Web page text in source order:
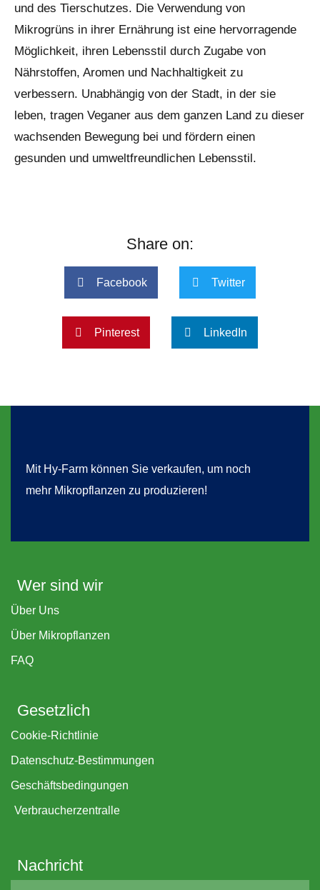
und des Tierschutzes. Die Verwendung von
Mikrogrüns in ihrer Ernährung ist eine hervorragende
Möglichkeit, ihren Lebensstil durch Zugabe von
Nährstoffen, Aromen und Nachhaltigkeit zu
verbessern. Unabhängig von der Stadt, in der sie
leben, tragen Veganer aus dem ganzen Land zu dieser
wachsenden Bewegung bei und fördern einen
gesunden und umweltfreundlichen Lebensstil.
Share on:
Facebook Twitter
Pinterest LinkedIn
Mit Hy-Farm können Sie verkaufen, um noch
mehr Mikropflanzen zu produzieren!
Wer sind wir
Über Uns
Über Mikropflanzen
FAQ
Gesetzlich
Cookie-Richtlinie
Datenschutz-Bestimmungen
Geschäftsbedingungen
Verbraucherzentralle
Nachricht